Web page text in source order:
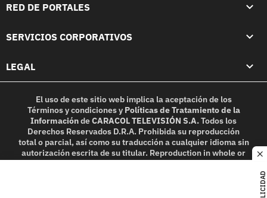
RED DE PORTALES
SERVICIOS CORPORATIVOS
LEGAL
El uso de este sitio web implica la aceptación de los
Términos y condicionesy Políticas de Tratamiento de la
InformacióndeCARACOL TELEVISIÓN S.A.Todos los
Derechos Reservados D.R.A. Prohibida su reproducción
total o parcial, así como su traducción a cualquier idioma sin
autorización escrita de su titular. Reproduction in whole or
in part, or translation without written permission is